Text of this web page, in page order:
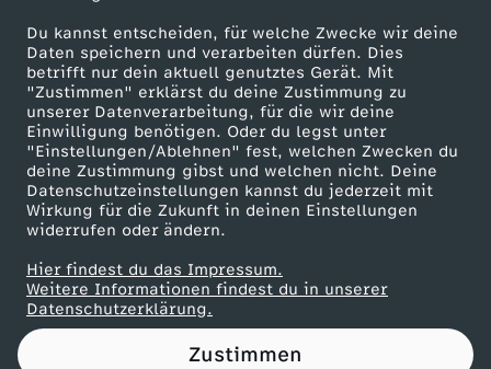
Du kannst entscheiden, für welche Zwecke wir deine
Daten speichern und verarbeiten dürfen. Dies
betrifft nur dein aktuell genutztes Gerät. Mit
"Zustimmen" erklärst du deine Zustimmung zu
unserer Datenverarbeitung, für die wir deine
Einwilligung benötigen. Oder du legst unter
"Einstellungen/Ablehnen" fest, welchen Zwecken du
deine Zustimmung gibst und welchen nicht. Deine
Datenschutzeinstellungen kannst du jederzeit mit
Wirkung für die Zukunft in deinen Einstellungen
widerrufen oder ändern.
Hier findest du das Impressum.
Weitere Informationen findest du in unserer
Datenschutzerklärung.
Zustimmen
l
F
r
i
e
d
l
ZDF goes Schule
Werbefernsehen
Mainzelmännchen
Partner